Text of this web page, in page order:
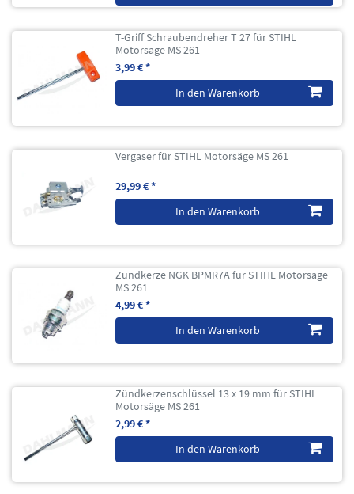
T-Griff Schraubendreher T 27 für STIHL
Motorsäge MS 261
3,99 € *
In den Warenkorb
Vergaser für STIHL Motorsäge MS 261
29,99 € *
In den Warenkorb
Zündkerze NGK BPMR7A für STIHL Motorsäge
MS 261
4,99 € *
In den Warenkorb
Zündkerzenschlüssel 13 x 19 mm für STIHL
Motorsäge MS 261
2,99 € *
In den Warenkorb